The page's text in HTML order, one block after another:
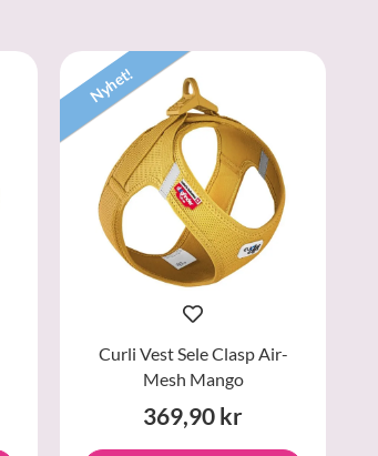
Nyhet!
Curli Vest Sele Clasp Air-
Mesh Mango
369,90 kr